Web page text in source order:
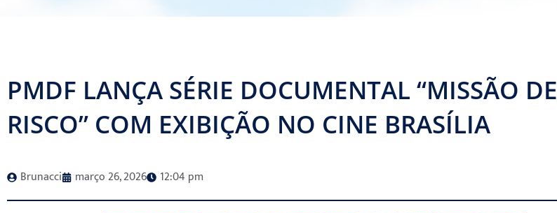
PMDF LANÇA SÉRIE DOCUMENTAL “MISSÃO DE
RISCO” COM EXIBIÇÃO NO CINE BRASÍLIA
Brunacci março 26, 2026 12:04 pm